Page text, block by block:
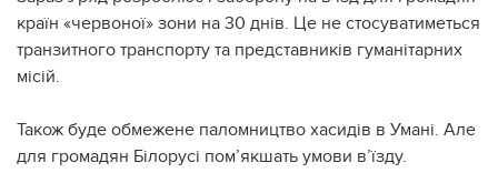
країн «червоної» зони на 30 днів. Це не стосуватиметься
транзитного транспорту та представників гуманітарних
місій.
Також буде обмежене паломництво хасидів в Умані. Але
для громадян Білорусі пом’якшать умови в’їзду.